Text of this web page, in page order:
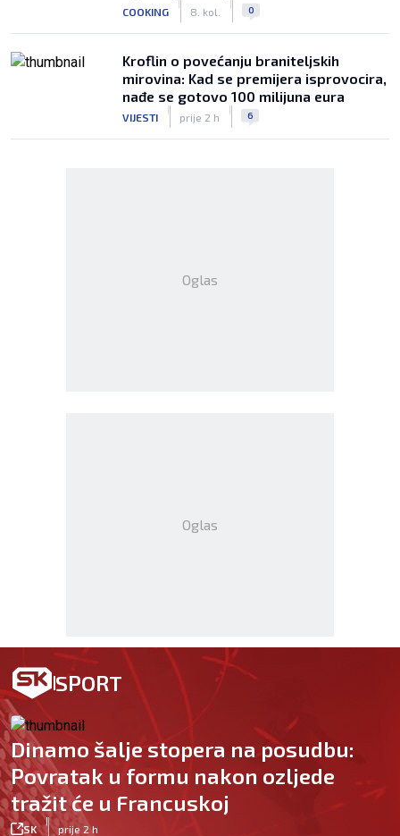
COOKING 8. kol. 0
Kroflin o povećanju braniteljskih
mirovina: Kad se premijera isprovocira,
nađe se gotovo 100 milijuna eura
VIJESTI prije 2 h 6
Oglas
Oglas
SPORT
Dinamo šalje stopera na posudbu:
Povratak u formu nakon ozljede
tražit će u Francuskoj
SK
|
prije 2 h